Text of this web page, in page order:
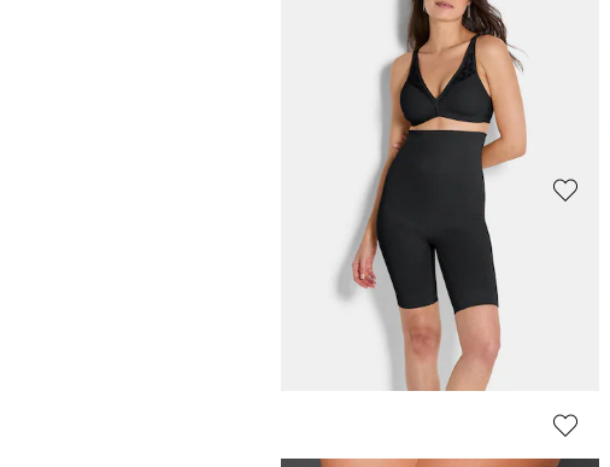
MISS MARY
Culotte gainante en coton
MISS PERFECT DESSOUS
Panty gainant en jacquard
38,96 €64,95 €